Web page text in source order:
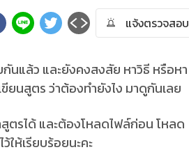
แจ้งตรวจสอบ
แล้ว และยังคงสงสัย หาวิธี หรือหา
ยนสูตร ว่าต้องทำยังไง มาดูกันเลย
ตรได้ และต้องโหลดไฟล์ก่อน โหลด
ให้เรียบร้อยนะคะ